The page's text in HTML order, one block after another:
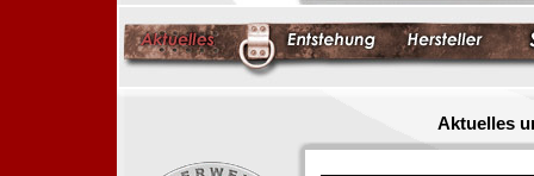
Aktuelles